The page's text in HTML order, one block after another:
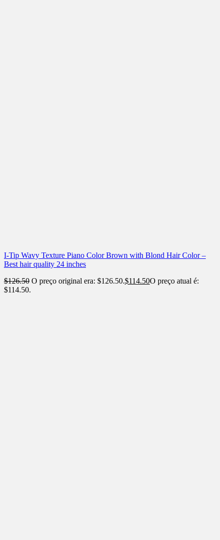
I-Tip Wavy Texture Piano Color Brown with Blond Hair Color –
Best hair quality 24 inches
$126.50 O preço original era: $126.50.$114.50O preço atual é:
$114.50.